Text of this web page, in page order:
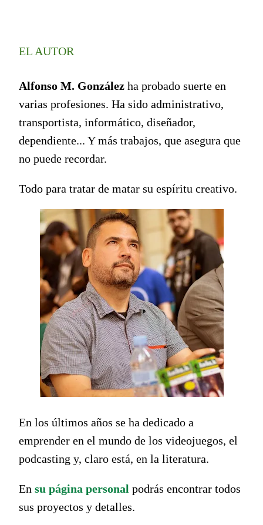
EL AUTOR
Alfonso M. González ha probado suerte en
varias profesiones. Ha sido administrativo,
transportista, informático, diseñador,
dependiente... Y más trabajos, que asegura que
no puede recordar.
Todo para tratar de matar su espíritu creativo.
En los últimos años se ha dedicado a
emprender en el mundo de los videojuegos, el
podcasting y, claro está, en la literatura.
En su página personal podrás encontrar todos
sus proyectos y detalles.